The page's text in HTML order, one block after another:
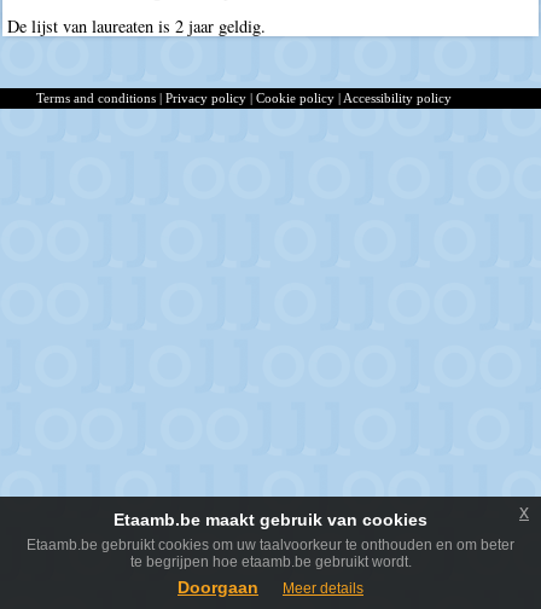
De lijst van laureaten is 2 jaar geldig.
Terms and conditions | Privacy policy | Cookie policy | Accessibility policy
Etaamb.be maakt gebruik van cookies
Etaamb.be gebruikt cookies om uw taalvoorkeur te onthouden en om beter
te begrijpen hoe etaamb.be gebruikt wordt.
Doorgaan Meer details
x